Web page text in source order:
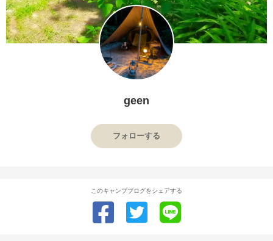
geen
フォローする
このキャンプブログをシェアする